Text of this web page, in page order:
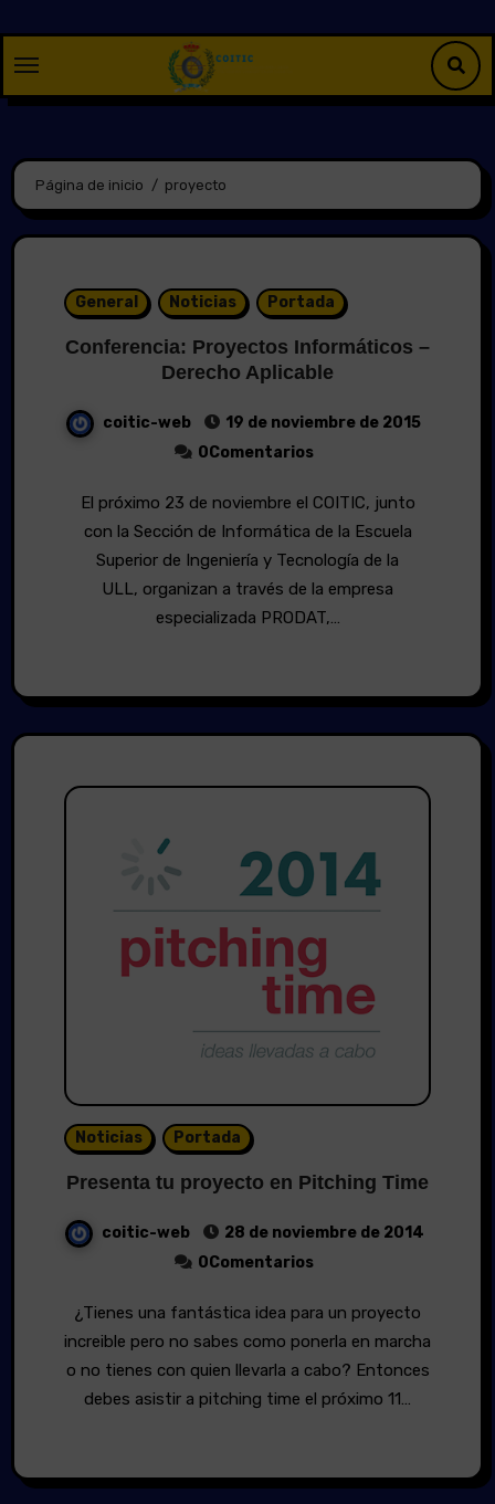
contenido
Página de inicio proyecto
General Noticias Portada
Conferencia: Proyectos Informáticos –
Derecho Aplicable
coitic-web
19 de noviembre de 2015
0Comentarios
El próximo 23 de noviembre el COITIC, junto
con la Sección de Informática de la Escuela
Superior de Ingeniería y Tecnología de la
ULL, organizan a través de la empresa
especializada PRODAT,…
Noticias Portada
Presenta tu proyecto en Pitching Time
coitic-web
28 de noviembre de 2014
0Comentarios
¿Tienes una fantástica idea para un proyecto
increible pero no sabes como ponerla en marcha
o no tienes con quien llevarla a cabo? Entonces
debes asistir a pitching time el próximo 11…